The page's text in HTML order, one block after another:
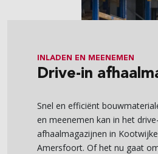
INLADEN EN MEENEMEN
Drive-in
Snel en efficiënt
en meenemen kan in het
afhaalmagazijnen in
Amersfoort. Of het nu gaat